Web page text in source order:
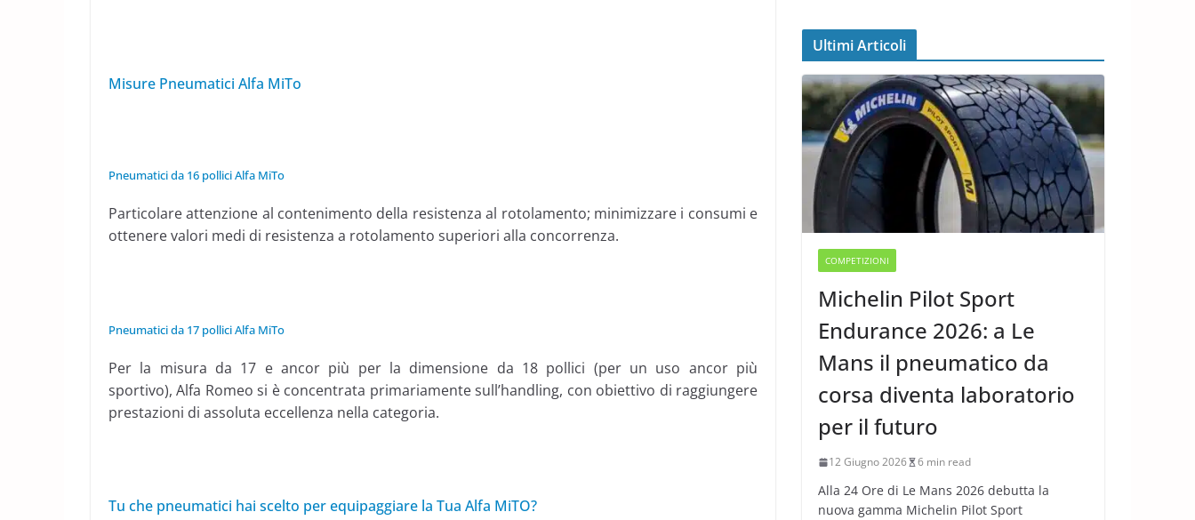
Misure Pneumatici Alfa MiTo
Pneumatici da 16 pollici Alfa MiTo
Particolare attenzione al contenimento della resistenza al rotolamento; minimizzare i consumi e
ottenere valori medi di resistenza a rotolamento superiori alla concorrenza.
Pneumatici da 17 pollici Alfa MiTo
Per la misura da 17 e ancor più per la dimensione da 18 pollici (per un uso ancor più
sportivo), Alfa Romeo si è concentrata primariamente sull’handling, con obiettivo di raggiungere
prestazioni di assoluta eccellenza nella categoria.
Tu che pneumatici hai scelto per equipaggiare la Tua Alfa MiTO?
Ultimi Articoli
COMPETIZIONI
Michelin Pilot Sport
Endurance 2026: a Le
Mans il pneumatico da
corsa diventa laboratorio
per il futuro
12 Giugno 2026 6 min read
Alla 24 Ore di Le Mans 2026 debutta la
nuova gamma Michelin Pilot Sport